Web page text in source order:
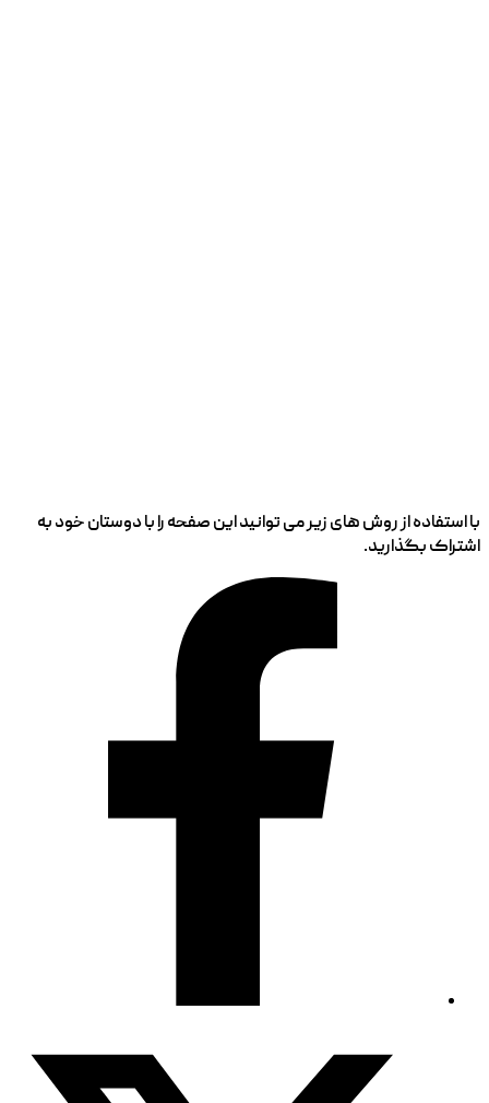
با استفاده از روش های زیر می توانید این صفحه را با دوستان خود به
اشتراک بگذارید.